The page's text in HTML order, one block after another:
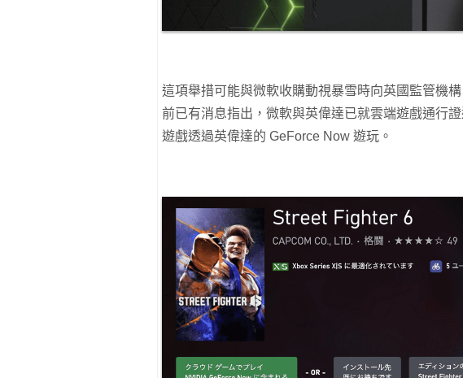
這項舉措可能與微軟收購動視暴雪時向英國監管機
前已有消息指出，微軟與英偉達已就雲端遊戲通行
遊戲透過英偉達的 GeForce Now 遊玩。